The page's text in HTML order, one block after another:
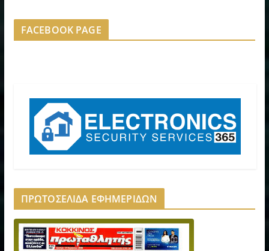
FACEBOOK PAGE
ΠΡΩΤΟΣΕΛΙΔΑ ΕΦΗΜΕΡΙΔΩΝ